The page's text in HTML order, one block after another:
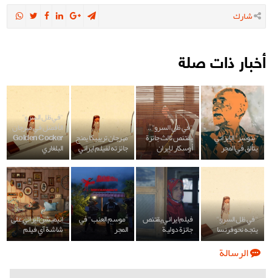
شارك
أخبار ذات صلة
"بنوسر" الإيراني
يتألق في المجر
"في ظل السرو"..
يقتنص ثالث جائزة
أوسكار لإيران
مهرجان تريبيكا يمنح
جائزته لفيلم ايراني
"في ظل السرو"
الأفضل في مهرجان
Golden Cocker
البلغاري
"في ظل السرو"
يتجه نحو فرنسا
فيلم ايراني يقتنص
جائزة دولية
"موسم العنب" في
المجر
انيميشن ايراني على
شاشة آي فيلم
الرسالة